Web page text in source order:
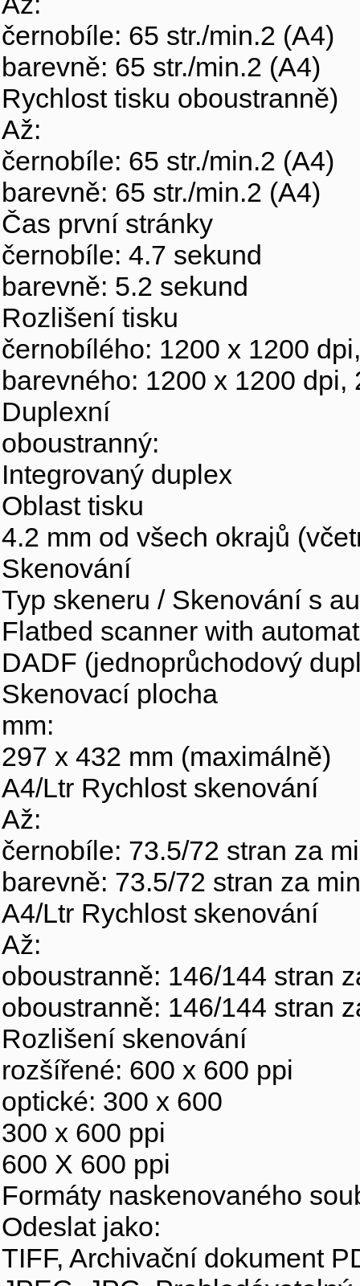
černobíle: 65 str./min.2 (A4)
barevně: 65 str./min.2 (A4)
Rychlost tisku oboustranně)
Až:
černobíle: 65 str./min.2 (A4)
barevně: 65 str./min.2 (A4)
Čas první stránky
černobíle: 4.7 sekund
barevně: 5.2 sekund
Rozlišení tisku
černobílého: 1200 x 1200
barevného: 1200 x 1200 dpi,
Duplexní
oboustranný:
Integrovaný duplex
Oblast tisku
4.2 mm od všech okrajů
Skenování
Typ skeneru / Skenování s
Flatbed scanner with
DADF (jednoprůchodový
Skenovací plocha
mm:
297 x 432 mm (maximálně)
A4/Ltr Rychlost skenování
Až:
černobíle: 73.5/72 stran za
barevně: 73.5/72 stran za
A4/Ltr Rychlost skenování
Až:
oboustranně: 146/144 stran
oboustranně: 146/144 stran
Rozlišení skenování
rozšířené: 600 x 600 ppi
optické: 300 x 600
300 x 600 ppi
600 X 600 ppi
Formáty naskenovaného
Odeslat jako:
TIFF, Archivační dokument